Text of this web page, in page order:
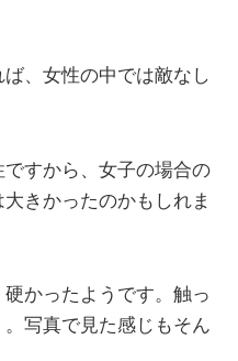
、女性の中では敵なし
すから、女子の場合の
きかったのかもしれま
かったようです。触っ
写真で見た感じもそん